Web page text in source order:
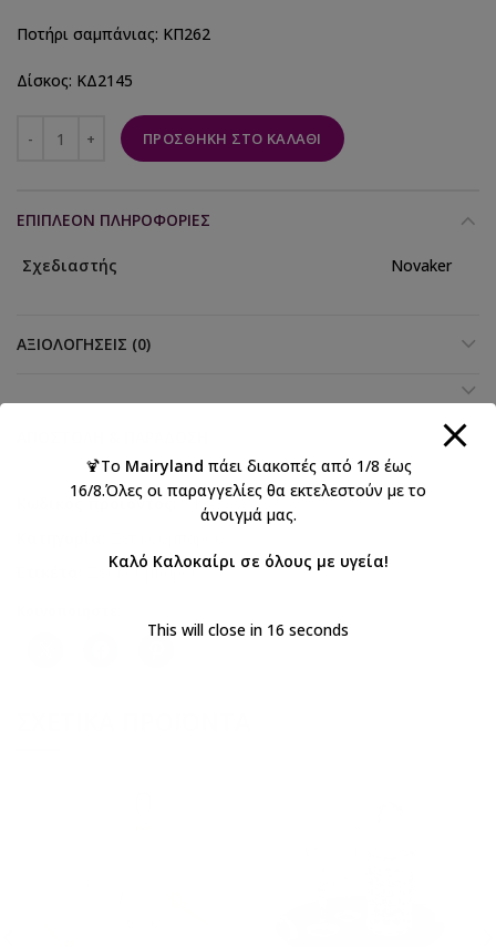
Ποτήρι σαμπάνιας: ΚΠ262
Δίσκος: ΚΔ2145
ΠΡΟΣΘΉΚΗ ΣΤΟ ΚΑΛΆΘΙ
ΕΠΙΠΛΈΟΝ ΠΛΗΡΟΦΟΡΊΕΣ
Σχεδιαστής Novaker
ΑΞΙΟΛΟΓΉΣΕΙΣ (0)
Κωδικός προϊόντος:313-3
Σετ κουμπάρου
🍹Το Mairyland πάει διακοπές από 1/8 έως
16/8.Όλες οι παραγγελίες θα εκτελεστούν με το
άνοιγμά μας.
Καλό Καλοκαίρι σε όλους με υγεία!
This will close in 16 seconds